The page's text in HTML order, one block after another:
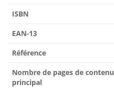
ISBN
EAN-13
Référence
Nombre de pages de contenu
principal